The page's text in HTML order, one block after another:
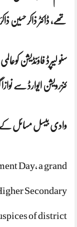
تھے، ڈاکٹر ذاکر حسین ذاکرؔ
سنو لیپرڈ فاؤنڈیشن
کنزرویشن ایوارڈ سے نوازا
وادی بیسل مسائل کے
Day, a grand
Secondary
of district